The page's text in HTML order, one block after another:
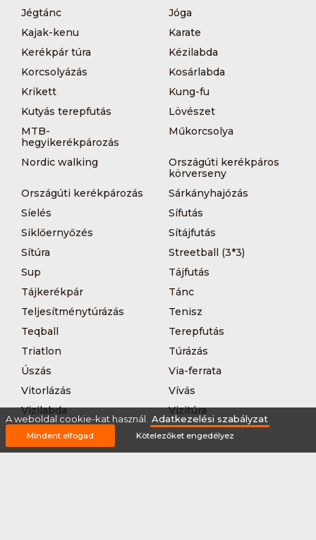
Jégtánc
Jóga
Kajak-kenu
Karate
Kerékpár túra
Kézilabda
Korcsolyázás
Kosárlabda
Krikett
Kung-fu
Kutyás terepfutás
Lövészet
MTB-
hegyikerékpározás
Műkorcsolya
Nordic walking
Országúti kerékpáros
körverseny
Országúti kerékpározás
Sárkányhajózás
Síelés
Sífutás
Siklőernyőzés
Sítájfutás
Sítúra
Streetball (3*3)
Sup
Tájfutás
Tájkerékpár
Tánc
Teljesítménytúrázás
Tenisz
Teqball
Terepfutás
Triatlon
Túrázás
Úszás
Via-ferrata
Vitorlázás
Vívás
Vizilabda
Vizitúra
A weboldal cookie-kat használ. Adatkezelési szabályzat
Mindent elfogad Kötelezőket engedélyez